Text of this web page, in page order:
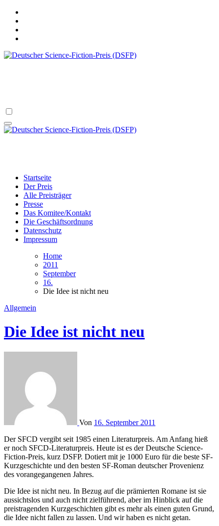
Zum
Inhalt
springen
Startseite
Der Preis
Alle Preisträger
Presse
Das Komitee/Kontakt
Die Geschäftsordnung
Datenschutz
Impressum
Home
2011
September
16.
Die Idee ist nicht neu
Allgemein
Die Idee ist nicht neu
Von 16. September 2011
Der SFCD vergibt seit 1985 einen Literaturpreis. Am Anfang hieß
er noch SFCD-Literaturpreis. Heute ist es der Deutsche Science-
Fiction-Preis, kurz DSFP. Dotiert mit je 1000 Euro für die beste SF-
Kurzgeschichte und den besten SF-Roman deutscher Provenienz
des vorangegangenen Jahres.
Die Idee ist nicht neu. In Bezug auf die prämierten Romane ist sie
aussichtslos und auch nicht zielführend, aber im Hinblick auf die
preistragenden Kurzgeschichten gibt es mehr als einen guten Grund,
die Idee nicht fallen zu lassen. Und wir haben es nicht getan.